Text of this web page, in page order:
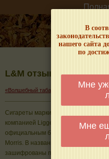
В
нашего сайта
по
Мне
Мне
L&M отзывы
«Волшебный табачок» – о табаке и
Сигареты марки L&M были созданы
компанией Liggett&Myers,
официальным брендом компании
Morris. В названии сигарет L&М
зашифрованы первые буквы